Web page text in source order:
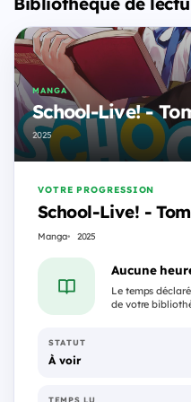
MANGA
School-Live! -
2025
VOTRE PROGRESSION
School-Live! -
Manga 2025
Aucune
Le temps
de votre
STATUT
À voir
TEMPS LU